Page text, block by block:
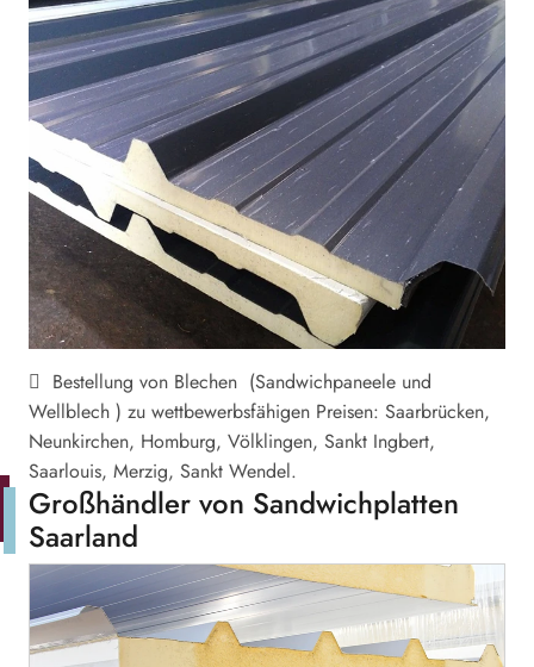
Bestellung von Blechen (Sandwichpaneele und
Wellblech ) zu wettbewerbsfähigen Preisen: Saarbrücken,
Neunkirchen, Homburg, Völklingen, Sankt Ingbert,
Saarlouis, Merzig, Sankt Wendel.
Großhändler von Sandwichplatten
Saarland